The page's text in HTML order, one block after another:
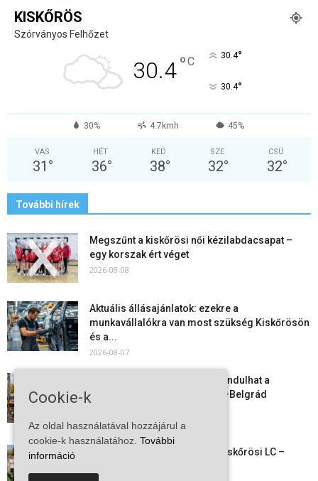
KISKŐRÖS
Szórványos Felhőzet
30.4°C 30.4°
30.4°
30% 4.7kmh 45%
VAS
31 °
HÉT
36°
KED
38°
SZE
32°
CSÜ
32°
További hírek
Megszűnt a kiskőrösi női kézilabdacsapat –
egy korszak ért véget
2026-08-08
Aktuális állásajánlatok: ezekre a
munkavállalókra van most szükség Kiskőrösön
és a...
2026-08-07
Vitézy Dávid: már ősszel újraindulhat a
személyszállítás a Budapest–Belgrád
2026-08-06
Megkezdte a felkészülést a Kiskőrösi LC –
Cookie-k
Az oldal használatával hozzájárul a
cookie-k használatához. További
információ